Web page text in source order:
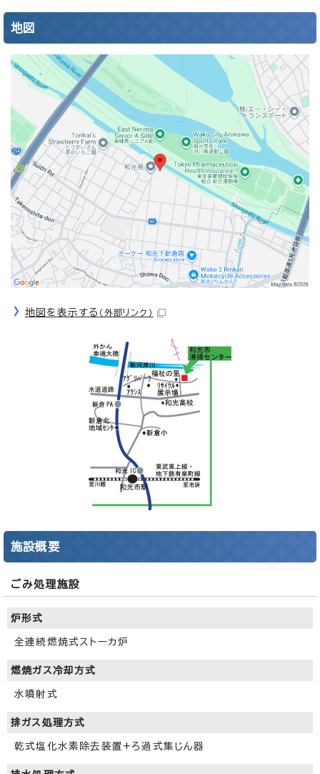
地図
地図を表示する （外部リンク）
施設概要
ごみ処理施設
炉形式
全連続燃焼式ストーカ炉
燃焼ガス冷却方式
水噴射式
排ガス処理方式
乾式塩化水素除去装置+ろ過式集じん器